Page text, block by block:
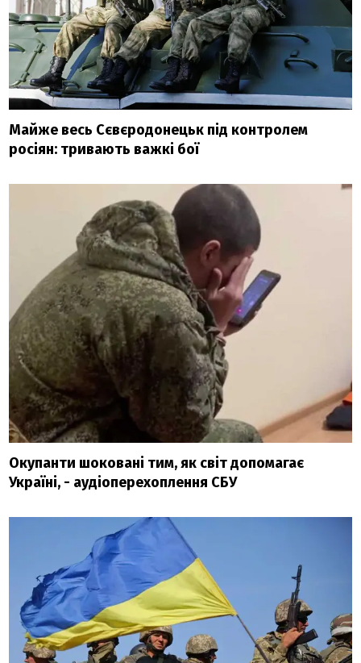
Майже весь Сєвєродонецьк під контролем
росіян: тривають важкі бої
Окупанти шоковані тим, як світ допомагає
Україні, - аудіоперехоплення СБУ